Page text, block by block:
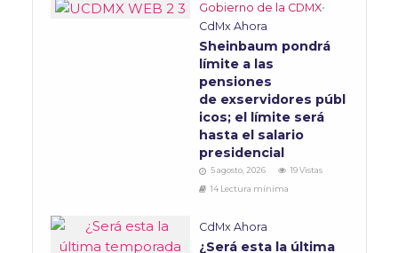
Gobierno de la CDMX•
CdMx Ahora
Sheinbaum pondrá
límite a las
pensiones
de exservidores públ
icos; el límite será
hasta el salario
presidencial
5 agosto, 2026
19 Vistas
14 Lectura mínima
CdMx Ahora
¿Será esta la última